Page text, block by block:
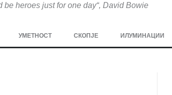
be heroes just for one day“, David Bowie
УМЕТНОСТ СКОПЈЕ ИЛУМИНАЦИИ